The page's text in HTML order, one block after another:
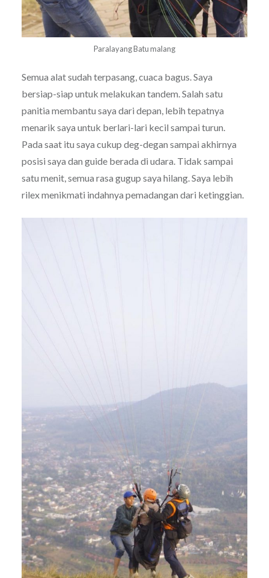
Paralayang Batu malang
Semua alat sudah terpasang, cuaca bagus. Saya
bersiap-siap untuk melakukan tandem. Salah satu
panitia membantu saya dari depan, lebih tepatnya
menarik saya untuk berlari-lari kecil sampai turun.
Pada saat itu saya cukup deg-degan sampai akhirnya
posisi saya dan guide berada di udara. Tidak sampai
satu menit, semua rasa gugup saya hilang. Saya lebih
rilex menikmati indahnya pemadangan dari ketinggian.